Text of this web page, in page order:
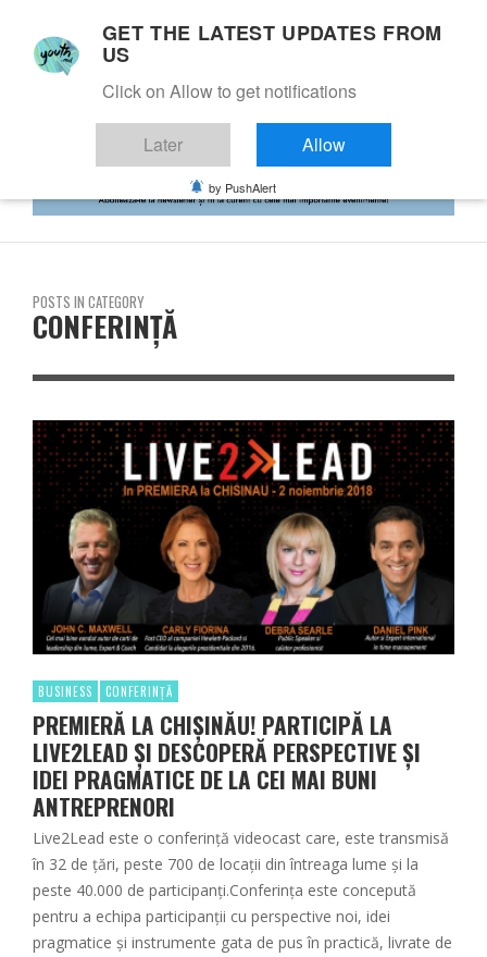
POSTS IN CATEGORY
CONFERINȚĂ
BUSINESS CONFERINȚĂ
PREMIERĂ LA CHIŞINĂU! PARTICIPĂ LA
LIVE2LEAD ŞI DESCOPERĂ PERSPECTIVE ŞI
IDEI PRAGMATICE DE LA CEI MAI BUNI
ANTREPRENORI
Live2Lead este o conferință videocast care, este transmisă
în 32 de țări, peste 700 de locații din întreaga lume și la
peste 40.000 de participanţi.Conferința este concepută
pentru a echipa participanții cu perspective noi, idei
pragmatice și instrumente gata de pus în practică, livrate de
GET THE LATEST UPDATES FROM
US
Click on Allow to get notifications
Later Allow
by PushAlert